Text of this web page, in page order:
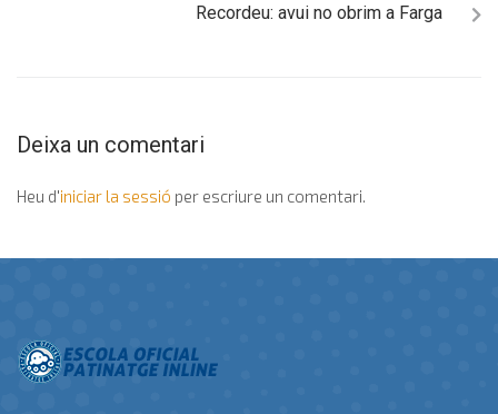
Recordeu: avui no obrim a Farga
Deixa un comentari
Heu d'iniciar la sessió per escriure un comentari.